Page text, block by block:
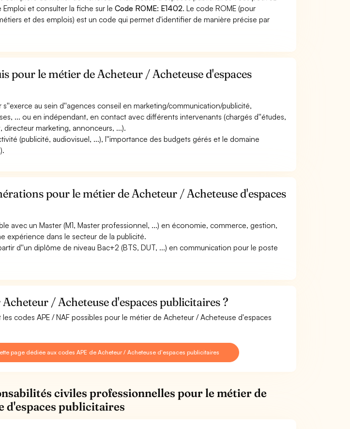
Emploi et consulter la fiche sur leCode ROME: E1402. Le code ROME (pour
et des emplois) est un code qui permet d'identifier de manière précise par
pour le métier de Acheteur / Acheteuse d'espaces
au sein d''agences conseil en marketing/communication/publicité,
... ou en indépendant, en contact avec différents intervenants (chargés d''études,
marketing, annonceurs, ...).
(publicité, audiovisuel, ...), l''importance des budgets gérés et le domaine
pour le métier de Acheteur / Acheteuse d'espaces
avec un Master (M1, Master professionnel, ...) en économie, commerce, gestion,
expérience dans le secteur de la publicité.
d''un diplôme de niveau Bac+2 (BTS, DUT, ...) en communication pour le poste
/ Acheteuse d'espaces publicitaires ?
codes APE / NAF possibles pour le métier de Acheteur / Acheteuse d'espaces
page dédiée aux codes APE de Acheteur / Acheteuse d'espaces publicitaires
civiles professionnelles pour le métier de
d'espaces publicitaires